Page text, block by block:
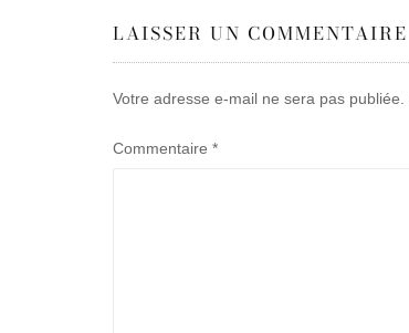
l’article
LAISSER UN COMMENTAIRE
Votre adresse e-mail ne sera pas publiée.
Commentaire *